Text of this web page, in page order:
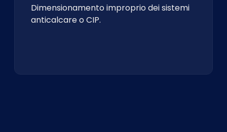
Dimensionamento improprio dei sistemi
anticalcare o CIP.